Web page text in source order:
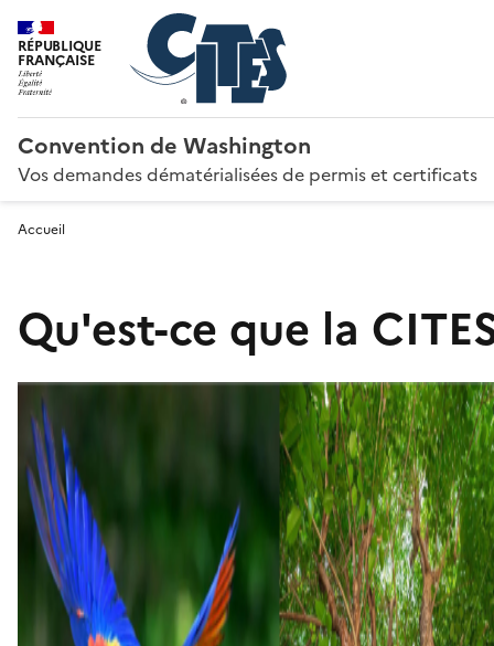
RÉPUBLIQUE
FRANÇAISE
Convention de Washington
Vos demandes dématérialisées de permis et certificats
Accueil
Qu'est-ce que la